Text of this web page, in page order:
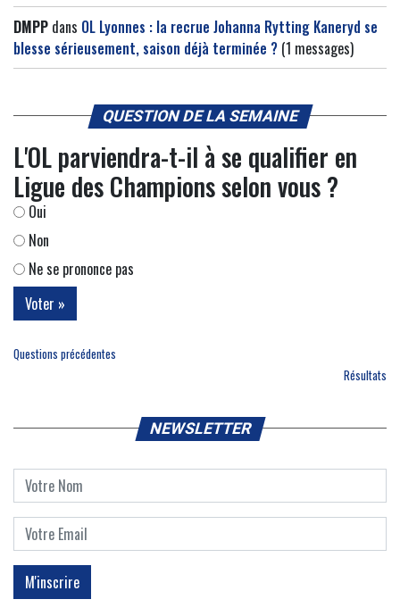
DMPP dans OL Lyonnes : la recrue Johanna Rytting Kaneryd se
blesse sérieusement, saison déjà terminée ? (1 messages)
QUESTION DE LA SEMAINE
L'OL parviendra-t-il à se qualifier en
Ligue des Champions selon vous ?
Oui
Non
Ne se prononce pas
Questions précédentes
Résultats
NEWSLETTER